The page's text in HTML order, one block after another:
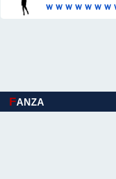
海外「飛田新地でこん
確すぎる
ｗｗｗｗｗｗｗ
FANZA